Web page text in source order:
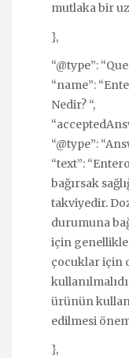
mutlaka bir
},
“@type”:
“name”:
Nedir? “,
“@type”:
“text”:
bağırsak
takviyedir.
durumuna
için
çocuklar için
ürünün
edilmesi
},